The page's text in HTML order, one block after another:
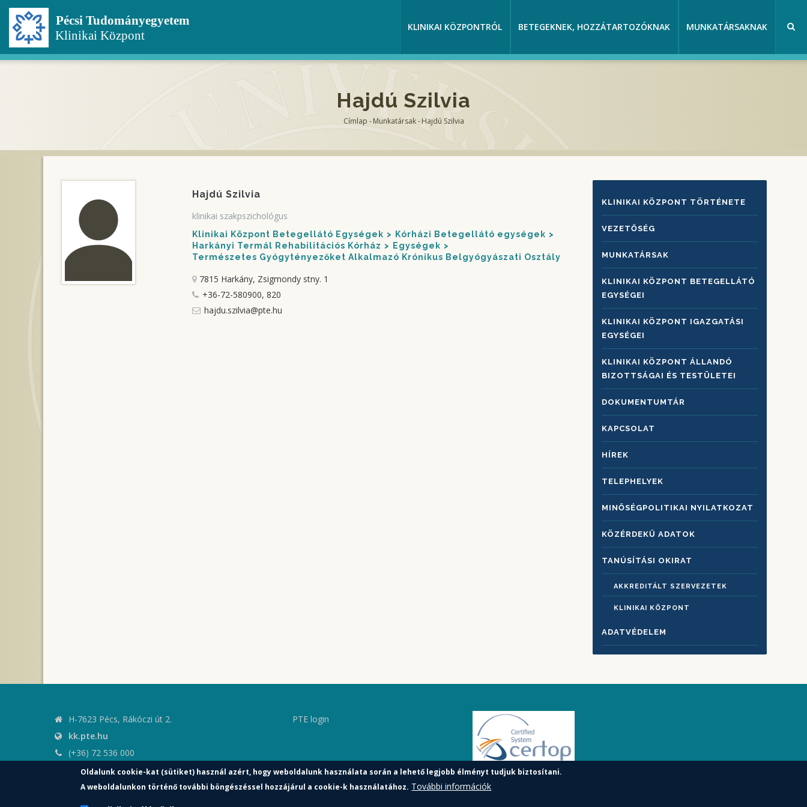
Ugrás
tartalomra
KLINIKAI KÖZPONTRÓL BETEGEKNEK, HOZZÁTARTOZÓKNAK MUNKATÁRSAKNAK
Hajdú Szilvia
Címlap - Munkatársak - Hajdú Szilvia
Hajdú Szilvia
klinikai szakpszichológus
Klinikai Központ Betegellátó Egységek
Kórházi Betegellátó egységek
Harkányi Termál Rehabilitációs Kórház
Egységek
Természetes Gyógytényezőket Alkalmazó Krónikus Belgyógyászati Osztály
7815 Harkány, Zsigmondy stny. 1
+36-72-580900, 820
hajdu.szilvia@pte.hu
KLINIKAI
KÖZPONTRÓL
KLINIKAI KÖZPONT TÖRTÉNETE
VEZETŐSÉG
MUNKATÁRSAK
KLINIKAI KÖZPONT BETEGELLÁTÓ
EGYSÉGEI
KLINIKAI KÖZPONT IGAZGATÁSI
EGYSÉGEI
KLINIKAI KÖZPONT ÁLLANDÓ
BIZOTTSÁGAI ÉS TESTÜLETEI
DOKUMENTUMTÁR
KAPCSOLAT
HÍREK
TELEPHELYEK
MINŐSÉGPOLITIKAI NYILATKOZAT
KÖZÉRDEKŰ ADATOK
TANÚSÍTÁSI OKIRAT
AKKREDITÁLT SZERVEZETEK
KLINIKAI KÖZPONT
ADATVÉDELEM
H-7623 Pécs, Rákóczi út 2.
kk.pte.hu
(+36) 72 536 000
kk.elnoki.hivatal@pte.hu
pte.hu
PTE login
Oldalunk cookie-kat (sütiket) használ azért, hogy weboldalunk használata során a lehető legjobb élményt tudjuk biztosítani.
A weboldalunkon történő további böngészéssel hozzájárul a cookie-k használatához. További információk